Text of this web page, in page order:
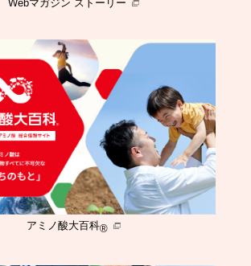
Webマガジン ストーリー
アミノ酸大百科®